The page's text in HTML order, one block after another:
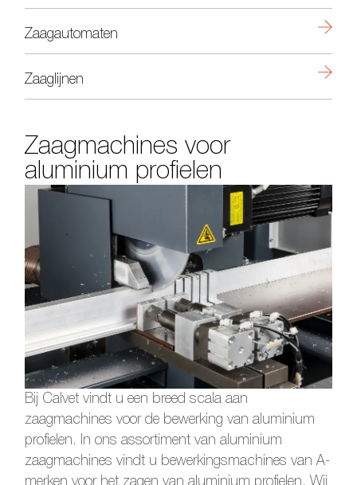
Zaagautomaten
Zaaglijnen
Zaagmachines voor
aluminium profielen
Bij Calvet vindt u een breed scala aan
zaagmachines voor de bewerking van aluminium
profielen. In ons assortiment van aluminium
zaagmachines vindt u bewerkingsmachines van A-
merken voor het zagen van aluminium profielen. Wij